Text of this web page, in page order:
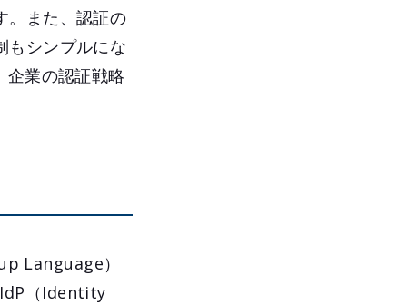
。また、認証の
もシンプルにな
企業の認証戦略
Language）
IdP（Identity